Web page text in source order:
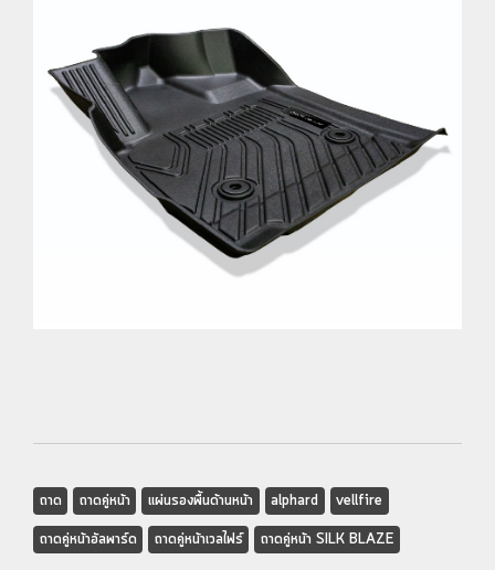
ถาด ถาดคู่หน้า แผ่นรองพื้นด้านหน้า alphard
vellfire
ถาดคู่หน้าอัลพาร์ด
ถาดคู่หน้าเวลไฟร์ ถาดคู่หน้า SILK BLAZE